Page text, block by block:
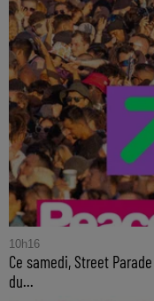
10h16
Ce samedi, Street
du...